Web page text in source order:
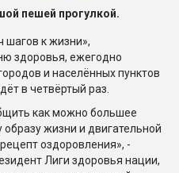
пешей прогулкой.
шагов к жизни»,
здоровья, ежегодно
и населённых пунктов
в четвёртый раз.
как можно большее
жизни и двигательной
оздоровления», -
Лиги здоровья нации,